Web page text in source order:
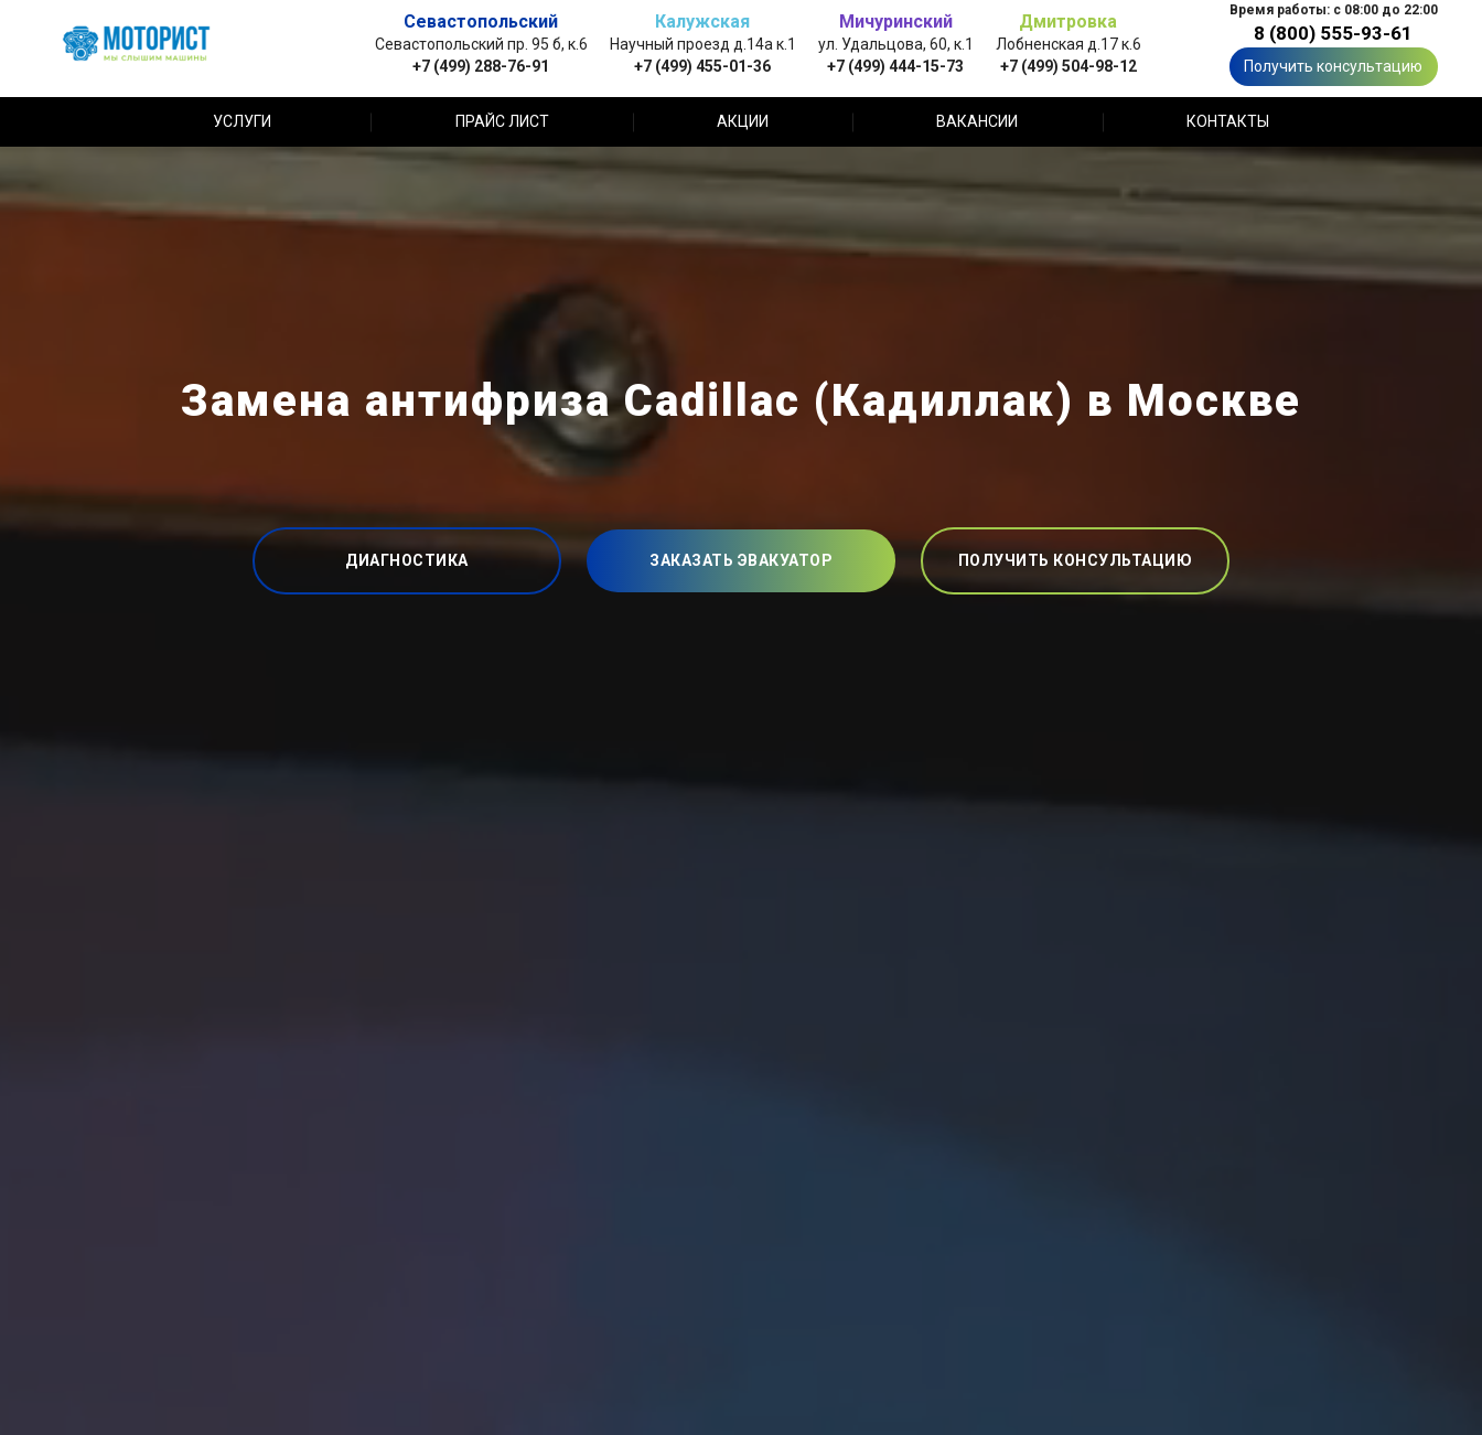
Севастопольский
Севастопольский пр. 95 б, к.6
+7 (499) 288-76-91
Калужская
Научный проезд д.14а к.1
+7 (499) 455-01-36
Мичуринский
ул. Удальцова, 60, к.1
+7 (499) 444-15-73
Дмитровка
Лобненская д.17 к.6
+7 (499) 504-98-12
Время работы: с 08:00 до 22:00
8 (800) 555-93-61
Получить консультацию
УСЛУГИ ПРАЙС ЛИСТ АКЦИИ ВАКАНСИИ КОНТАКТЫ
Замена антифриза Cadillac (Кадиллак) в Москве
ДИАГНОСТИКА ЗАКАЗАТЬ ЭВАКУАТОР ПОЛУЧИТЬ КОНСУЛЬТАЦИЮ